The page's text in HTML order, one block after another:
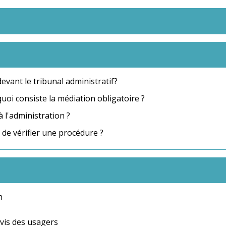
le tribunal administratif?
consiste la médiation obligatoire ?
l'administration ?
vérifier une procédure ?
des usagers